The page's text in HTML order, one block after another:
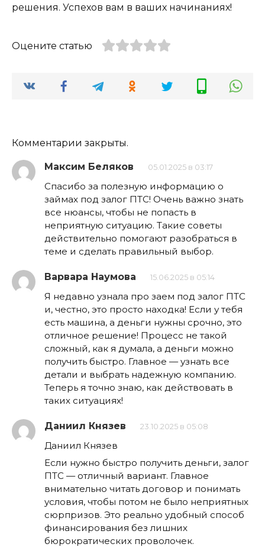
решения. Успехов вам в ваших начинаниях!
Оцените статью
Комментарии закрыты.
Максим Беляков 05.01.2025 в 03:17
Спасибо за полезную информацию о
займах под залог ПТС! Очень важно знать
все нюансы, чтобы не попасть в
неприятную ситуацию. Такие советы
действительно помогают разобраться в
теме и сделать правильный выбор.
Варвара Наумова 15.06.2025 в 05:14
Я недавно узнала про заем под залог ПТС
и, честно, это просто находка! Если у тебя
есть машина, а деньги нужны срочно, это
отличное решение! Процесс не такой
сложный, как я думала, а деньги можно
получить быстро. Главное — узнать все
детали и выбрать надежную компанию.
Теперь я точно знаю, как действовать в
таких ситуациях!
Даниил Князев 23.10.2025 в 05:08
Даниил Князев
Если нужно быстро получить деньги, залог
ПТС — отличный вариант. Главное
внимательно читать договор и понимать
условия, чтобы потом не было неприятных
сюрпризов. Это реально удобный способ
финансирования без лишних
бюрократических проволочек.